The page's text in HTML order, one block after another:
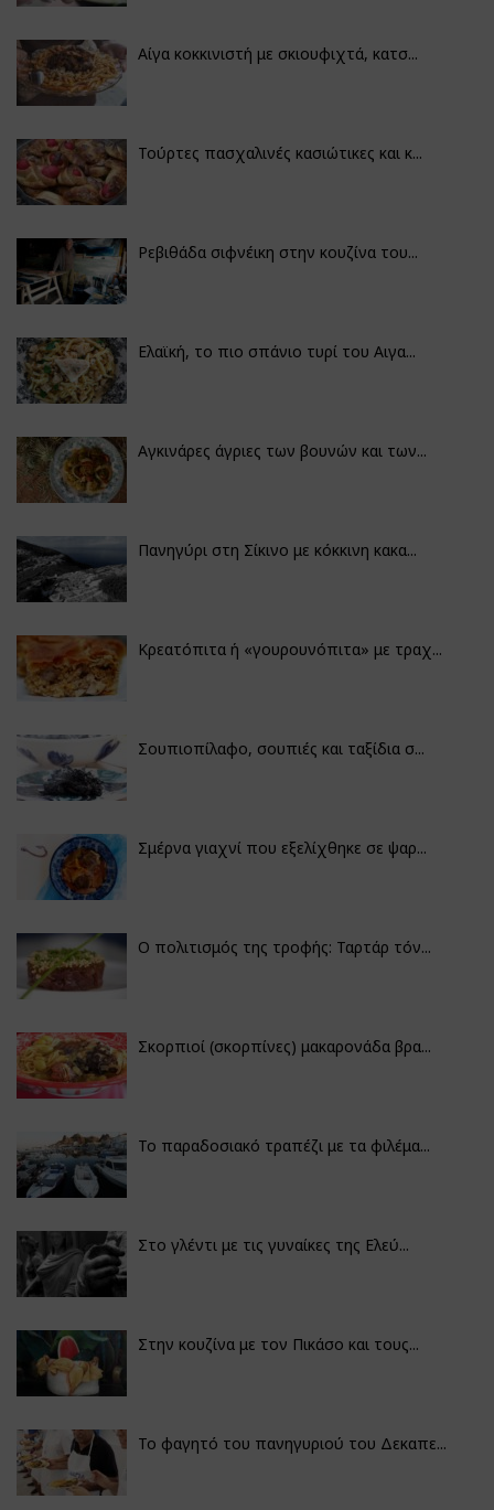
Αίγα κοκκινιστή με σκιουφιχτά, κατσ...
Τούρτες πασχαλινές κασιώτικες και κ...
Ρεβιθάδα σιφνέικη στην κουζίνα του...
Ελαϊκή, το πιο σπάνιο τυρί του Αιγα...
Αγκινάρες άγριες των βουνών και των...
Πανηγύρι στη Σίκινο με κόκκινη κακα...
Κρεατόπιτα ή «γουρουνόπιτα» με τραχ...
Σουπιοπίλαφο, σουπιές και ταξίδια σ...
Σμέρνα γιαχνί που εξελίχθηκε σε ψαρ...
Ο πολιτισμός της τροφής: Ταρτάρ τόν...
Σκορπιοί (σκορπίνες) μακαρονάδα βρα...
Το παραδοσιακό τραπέζι με τα φιλέμα...
Στο γλέντι με τις γυναίκες της Ελεύ...
Στην κουζίνα με τον Πικάσο και τους...
Το φαγητό του πανηγυριού του Δεκαπε...